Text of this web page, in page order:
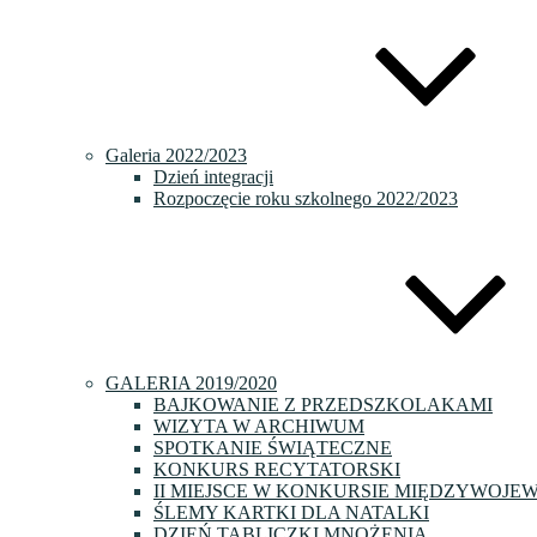
Galeria 2022/2023
Dzień integracji
Rozpoczęcie roku szkolnego 2022/2023
GALERIA 2019/2020
BAJKOWANIE Z PRZEDSZKOLAKAMI
WIZYTA W ARCHIWUM
SPOTKANIE ŚWIĄTECZNE
KONKURS RECYTATORSKI
II MIEJSCE W KONKURSIE
ŚLEMY KARTKI DLA NATALKI